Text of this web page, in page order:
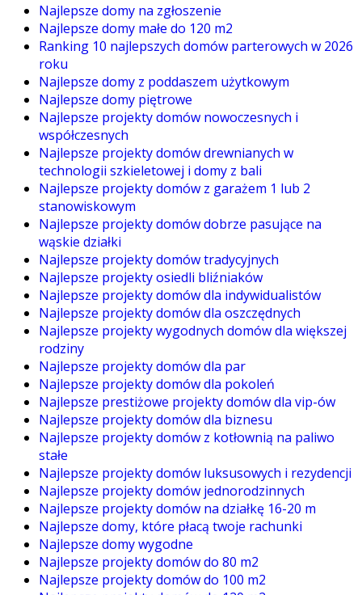
Najlepsze domy na zgłoszenie
Najlepsze domy małe do 120 m2
Ranking 10 najlepszych domów parterowych w 2026
roku
Najlepsze domy z poddaszem użytkowym
Najlepsze domy piętrowe
Najlepsze projekty domów nowoczesnych i
współczesnych
Najlepsze projekty domów drewnianych w
technologii szkieletowej i domy z bali
Najlepsze projekty domów z garażem 1 lub 2
stanowiskowym
Najlepsze projekty domów dobrze pasujące na
wąskie działki
Najlepsze projekty domów tradycyjnych
Najlepsze projekty osiedli bliźniaków
Najlepsze projekty domów dla indywidualistów
Najlepsze projekty domów dla oszczędnych
Najlepsze projekty wygodnych domów dla większej
rodziny
Najlepsze projekty domów dla par
Najlepsze projekty domów dla pokoleń
Najlepsze prestiżowe projekty domów dla vip-ów
Najlepsze projekty domów dla biznesu
Najlepsze projekty domów z kotłownią na paliwo
stałe
Najlepsze projekty domów luksusowych i rezydencji
Najlepsze projekty domów jednorodzinnych
Najlepsze projekty domów na działkę 16-20 m
Najlepsze domy, które płacą twoje rachunki
Najlepsze domy wygodne
Najlepsze projekty domów do 80 m2
Najlepsze projekty domów do 100 m2